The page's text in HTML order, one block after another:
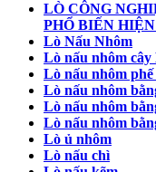
LÒ CÔNG
PHỔ BIẾN
Lò Nấu Nhôm
Lò nấu nhôm cây
Lò nấu nhôm phế
Lò nấu nhôm
Lò nấu nhôm
Lò nấu nhôm
Lò ủ nhôm
Lò nấu chì